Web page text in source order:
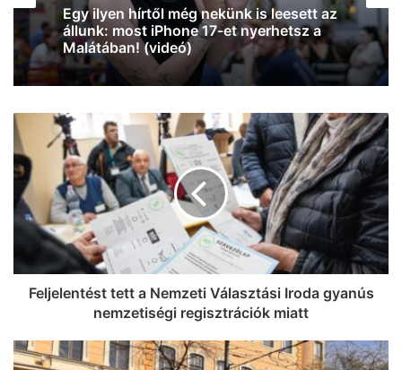
Teljes lett a SZIN programja: mutatjuk,
hol és kik pörgetik fel Szeged utolsó
nagy nyári buliját
Feljelentést tett a Nemzeti Választási Iroda gyanús
nemzetiségi regisztrációk miatt